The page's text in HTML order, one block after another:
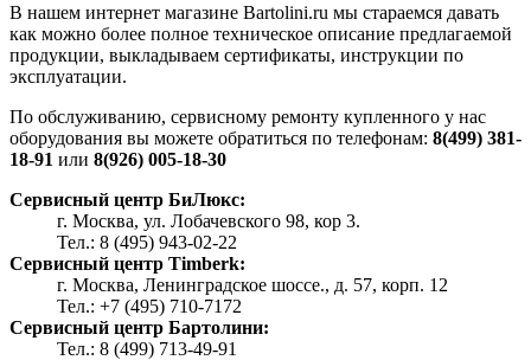
В нашем интернет магазине Bartolini.ru мы стараемся давать
как можно более полное техническое описание предлагаемой
продукции, выкладываем сертификаты, инструкции по
эксплуатации.
По обслуживанию, сервисному ремонту купленного у нас
оборудования вы можете обратиться по телефонам: 8(499) 381-
18-91 или 8(926) 005-18-30
Сервисный центр БиЛюкс:
г. Москва, ул. Лобачевского 98, кор 3.
Тел.: 8 (495) 943-02-22
Сервисный центр Timberk:
г. Москва, Ленинградское шоссе., д. 57, корп. 12
Тел.: +7 (495) 710-7172
Сервисный центр Бартолини:
Тел.: 8 (499) 713-49-91